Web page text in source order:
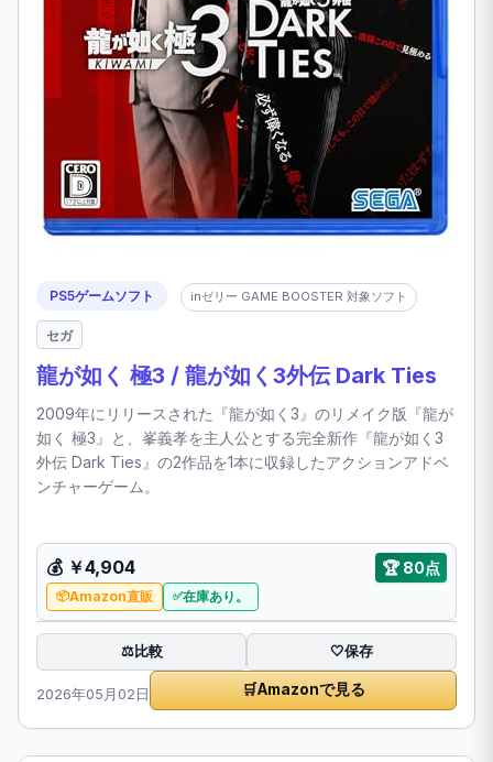
PS5ゲームソフト inゼリー GAME BOOSTER 対象ソフト
セガ
龍が如く 極3 / 龍が如く3外伝 Dark Ties
2009年にリリースされた『龍が如く3』のリメイク版『龍が
如く 極3』と、峯義孝を主人公とする完全新作『龍が如く3
外伝 Dark Ties』の2作品を1本に収録したアクションアドベ
ンチャーゲーム。
💰 ￥4,904 🏆80点
Amazon直販 在庫あり。
⚖️比較 🤍保存
2026年05月02日 🛒Amazonで見る